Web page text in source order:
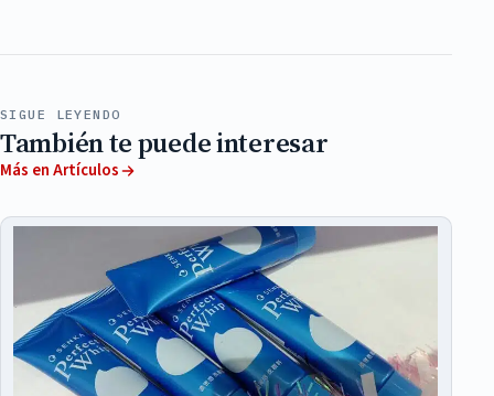
SIGUE LEYENDO
También te puede interesar
Más en Artículos